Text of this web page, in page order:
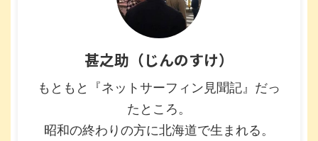
甚之助（じんのすけ）
もともと『ネットサーフィン見聞記』だっ
たところ。
昭和の終わりの方に北海道で生まれる。